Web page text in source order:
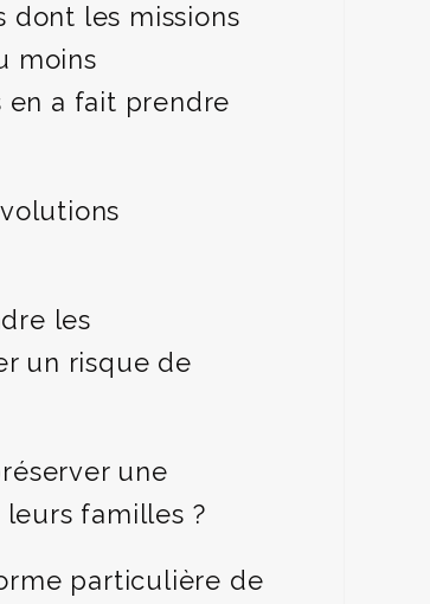
dont les missions
moins
en a fait prendre
les
un risque de
une
familles ?
particulière de